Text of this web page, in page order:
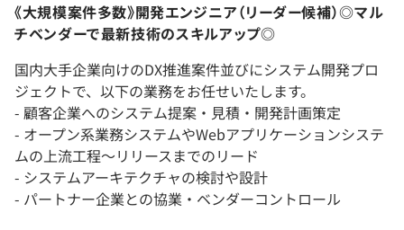
《大規模案件多数》開発エンジニア（リーダー候補）◎マル
チベンダーで最新技術のスキルアップ◎
国内大手企業向けのDX推進案件並びにシステム開発プロ
ジェクトで、以下の業務をお任せいたします。
- 顧客企業へのシステム提案・見積・開発計画策定
- オープン系業務システムやWebアプリケーションシステ
ムの上流工程～リリースまでのリード
- システムアーキテクチャの検討や設計
- パートナー企業との協業・ベンダーコントロール